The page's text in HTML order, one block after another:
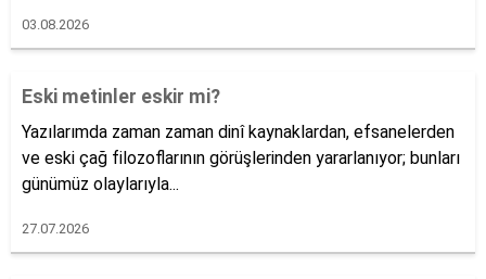
03.08.2026
Eski metinler eskir mi?
Yazılarımda zaman zaman dinî kaynaklardan, efsanelerden
ve eski çağ filozoflarının görüşlerinden yararlanıyor; bunları
günümüz olaylarıyla...
27.07.2026